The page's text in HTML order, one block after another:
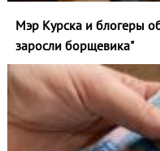
Мэр Курска и блогеры
заросли борщевика"